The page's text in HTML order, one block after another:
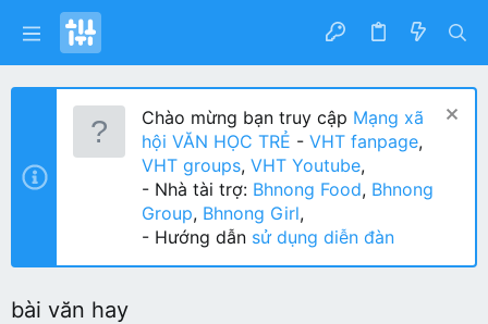
Chào mừng bạn truy cập Mạng xã
hội VĂN HỌC TRẺ - VHT fanpage,
VHT groups, VHT Youtube,
- Nhà tài trợ: Bhnong Food, Bhnong
Group, Bhnong Girl,
- Hướng dẫn sử dụng diễn đàn
bài văn hay